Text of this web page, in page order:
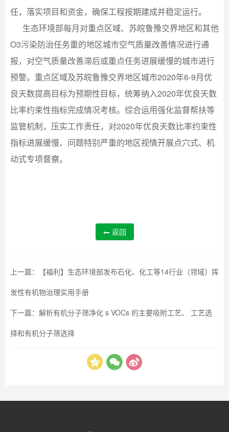
任，落实项目和资金，确保工程按期建成并稳定运行。
生态环境部每月对重点区域、苏皖鲁豫交界地区和其他
O3污染防治任务重的地区城市空气质量改善情况进行通
报，对空气质量改善滞后或重点任务进展缓慢的城市进行
预警。重点区域及苏皖鲁豫交界地区城市2020年6-9月优
良天数提高目标为预期性目标，统筹纳入2020年优良天数
比率约束性指标完成情况考核。综合运用强化监督帮扶等
监管机制，压实工作责任，对2020年优良天数比率约束性
指标进展缓慢、问题特别严重的地区视情开展点穴式、机
动式专项督察。
返回
上一篇：
【福利】生态环境部发布石化、化工等14行业（领域）挥
发性有机物治理实用手册
下一篇： 解析有机分子筛净化 s VOCs 的主要吸附工艺、 工艺选
择和有机分子筛选择